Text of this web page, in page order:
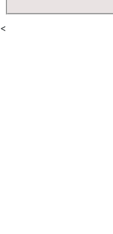
<